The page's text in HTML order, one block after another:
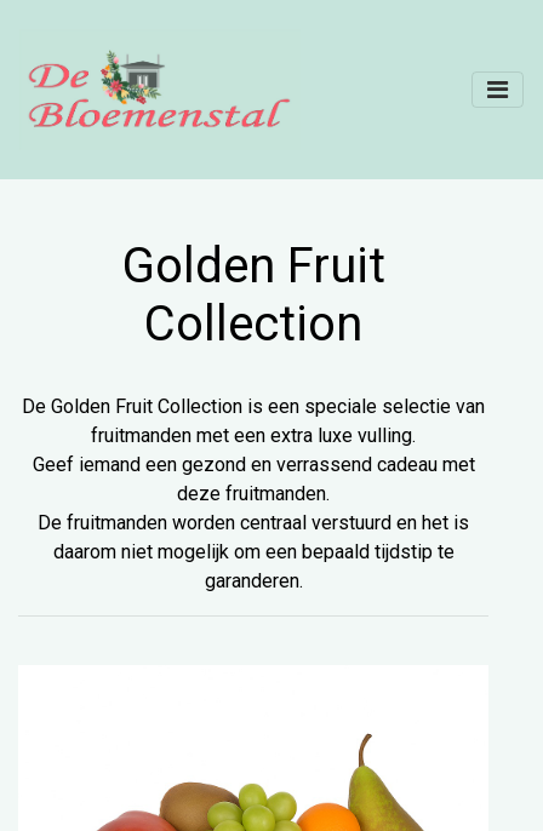
Golden Fruit
Collection
De Golden Fruit Collection is een speciale selectie van
fruitmanden met een extra luxe vulling.
Geef iemand een gezond en verrassend cadeau met
deze fruitmanden.
De fruitmanden worden centraal verstuurd en het is
daarom niet mogelijk om een bepaald tijdstip te
garanderen.